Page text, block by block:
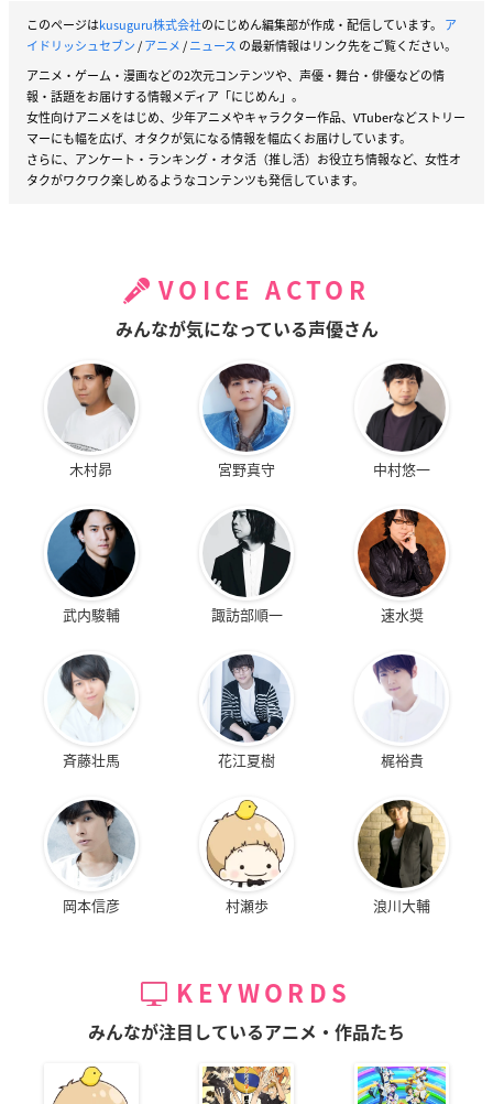
このページはkusuguru株式会社のにじめん編集部が作成・配信しています。 ア
イドリッシュセブン/アニメ/ニュース の最新情報はリンク先をご覧ください。
アニメ・ゲーム・漫画などの2次元コンテンツや、声優・舞台・俳優などの情
報・話題をお届けする情報メディア「にじめん」。
女性向けアニメをはじめ、少年アニメやキャラクター作品、VTuberなどストリー
マーにも幅を広げ、オタクが気になる情報を幅広くお届けしています。
さらに、アンケート・ランキング・オタ活（推し活）お役立ち情報など、女性オ
タクがワクワク楽しめるようなコンテンツも発信しています。
VOICE ACTOR
みんなが気になっている声優さん
木村昴 宮野真守 中村悠一
武内駿輔 諏訪部順一 速水奨
斉藤壮馬 花江夏樹 梶裕貴
岡本信彦 村瀬歩 浪川大輔
KEYWORDS
みんなが注目しているアニメ・作品たち